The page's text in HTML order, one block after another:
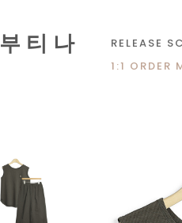
부 티 나 RELEASE
1:1 ORDER